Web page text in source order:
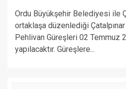
Ordu Büyükşehir Belediyesi ile
ortaklaşa düzenlediği Çatalpınar
Pehlivan Güreşleri 02 Temmuz
yapılacaktır. Güreşlere...